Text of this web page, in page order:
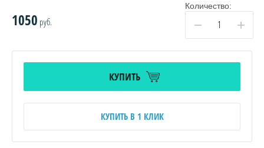
1050 руб.
Количество:
− +
КУПИТЬ
КУПИТЬ В 1 КЛИК